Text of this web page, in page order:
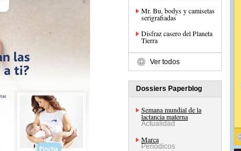
Mr. Bu, bodys y camisetas
serigrafiadas
Disfraz casero del Planeta
Tierra
Ver todos
Dossiers Paperblog
Semana mundial de la
lactancia materna
Actualidad
Marca
Periódicos